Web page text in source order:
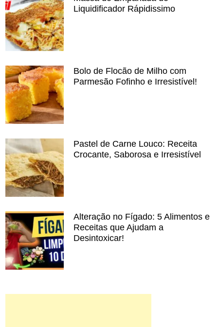
Liquidificador Rápidissimo
Bolo de Flocão de Milho com
Parmesão Fofinho e Irresistível!
Pastel de Carne Louco: Receita
Crocante, Saborosa e Irresistível
Alteração no Fígado: 5 Alimentos e
Receitas que Ajudam a
Desintoxicar!